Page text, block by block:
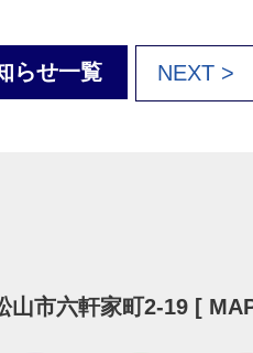
らせ一覧 NEXT >
市六軒家町2-19 [